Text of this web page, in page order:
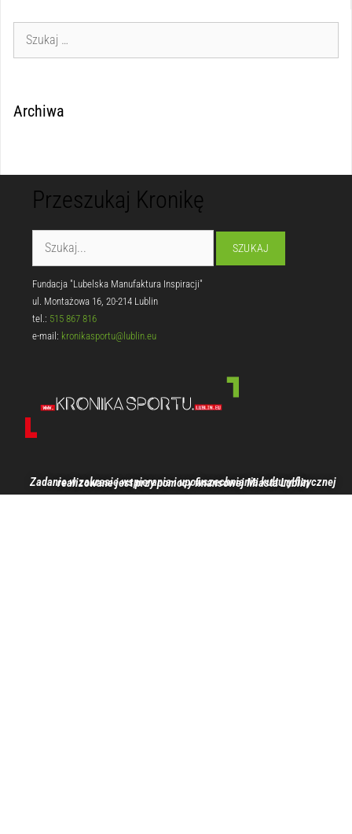
Archiwa
Przeszukaj Kronikę
Fundacja "Lubelska Manufaktura Inspiracji"
ul. Montażowa 16, 20-214 Lublin
tel.: 515 867 816
e-mail: kronikasportu@lublin.eu
Zadanie w zakresie wspierania i upowszechniania kultury fizycznej realizowane jest przy pomocy finansowej Miasta Lublin